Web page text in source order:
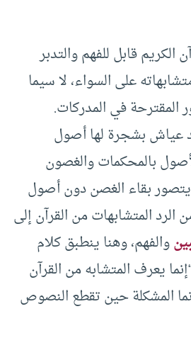
الكريم قابل للفهم والتدبر
على السواء، لا سيما
في المدركات.
عياش بشجرة لها أصول
بالمحكمات والغصون
يتصور بقاء الغصن دون أصول
الرد المتشابهات من القرآن إلى
والفهم، وهنا ينطبق كلام
يعرف المتشابه من القرآن
المشكلة حين تقطع النصوص